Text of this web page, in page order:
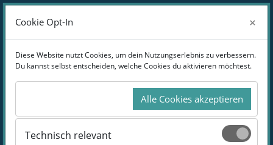
Zum Hauptinhalt
Website-Übersicht
Anmelden
Online-Weiterbildung zur
Künstlichen Intelligenz
Möge die Macht der Daten mit dir sein!
Cookie Opt-In ×
Diese Website nutzt Cookies, um dein Nutzungserlebnis zu verbessern.
Du kannst selbst entscheiden, welche Cookies du aktivieren möchtest.
Alle Cookies akzeptieren
Technisch relevant
Cookie Opt-In ×
Diese Website nutzt Cookies, um dein Nutzungserlebnis zu verbessern.
Du kannst selbst entscheiden, welche Cookies du aktivieren möchtest.
Alle Cookies akzeptieren
Technisch relevant